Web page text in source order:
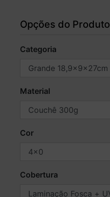
Opções do Produto
Categoria
Material
Cor
Cobertura